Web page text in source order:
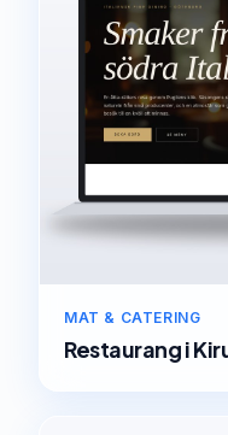
MAT & CATERING
Restaurangi